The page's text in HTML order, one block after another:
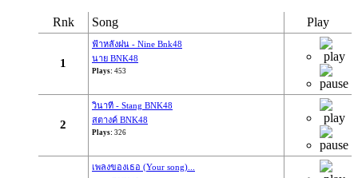
Re: ฟ้าหลังฝน - Nine...
07/07/19 21:29:00
By: OoHmusic
นั่งมองดูฝนที่ไหลลงหน้าต่าง
เธอจะคิดถึงฉันบ้างไหมคนดี
ได้แค่เพียงที่เธอคิดถึงใคร ไม่ใช่ฉัน
Rnk Song Play
1
ฟ้าหลังฝน - Nine Bnk48
นาย BNK48
Plays: 453
2
วินาที - Stang BNK48
สตางค์ BNK48
Plays: 326
เพลงของเธอ (Your song)...